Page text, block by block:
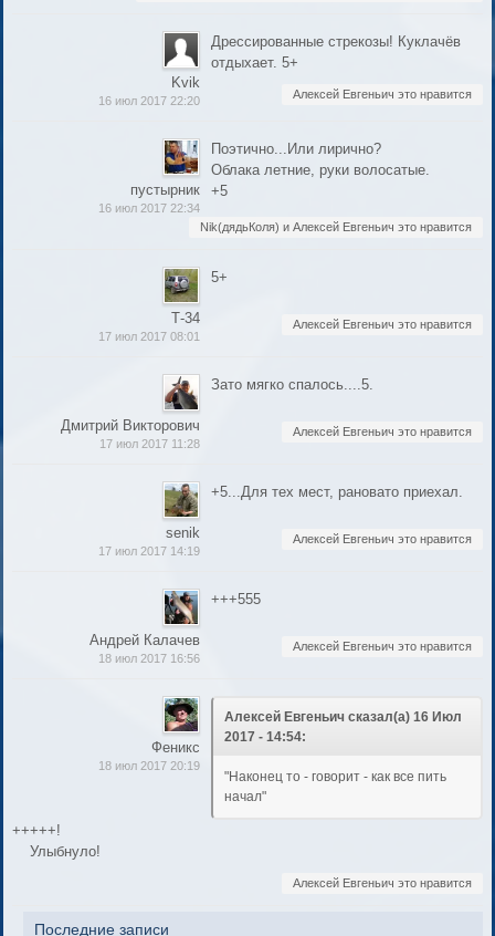
Kvik
16 июл 2017 22:20
Дрессированные стрекозы! Куклачёв
отдыхает. 5+
Алексей Евгеньич это нравится
пустырник
16 июл 2017 22:34
Поэтично...Или лирично?
Облака летние, руки волосатые.
+5
Nik(дядьКоля) и Алексей Евгеньич это нравится
Т-34
17 июл 2017 08:01
5+
Алексей Евгеньич это нравится
Дмитрий Викторович
17 июл 2017 11:28
Зато мягко спалось....5.
Алексей Евгеньич это нравится
senik
17 июл 2017 14:19
+5...Для тех мест, рановато приехал.
Алексей Евгеньич это нравится
Андрей Калачев
18 июл 2017 16:56
+++555
Алексей Евгеньич это нравится
Феникс
18 июл 2017 20:19
Алексей Евгеньич сказал(а) 16 Июл
2017 - 14:54:
"Наконец то - говорит - как все пить
начал"
+++++!
Улыбнуло!
Алексей Евгеньич это нравится
Последние записи